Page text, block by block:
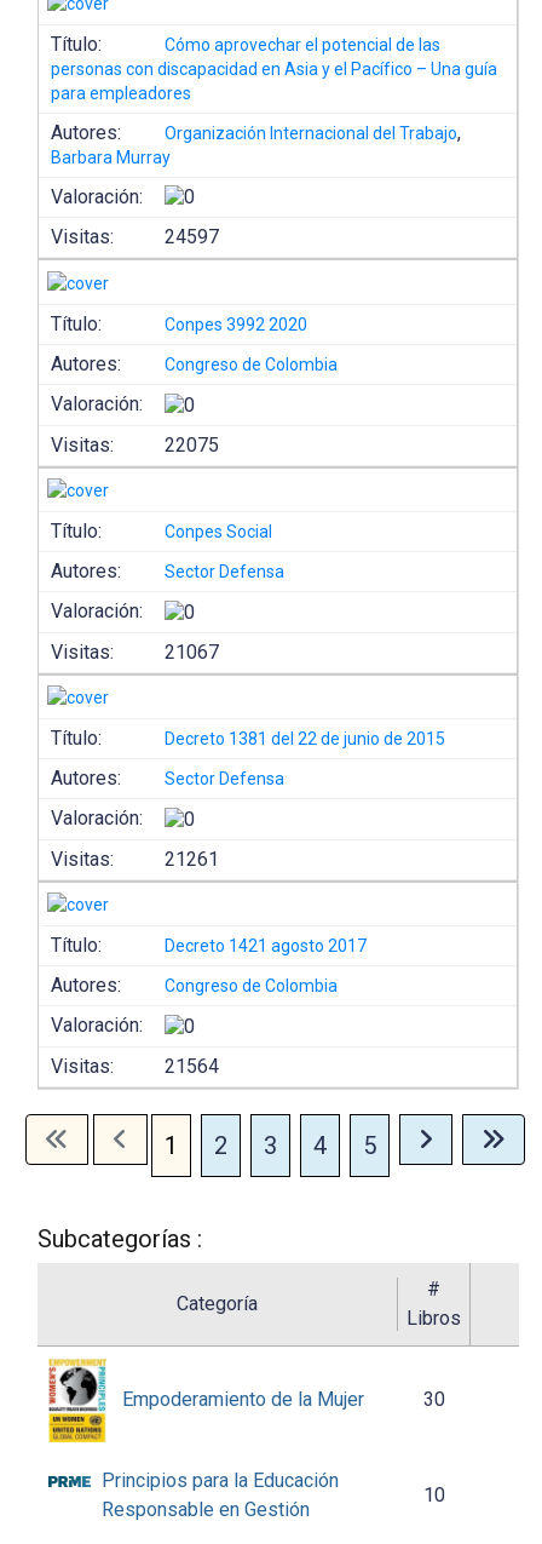
Título:
Cómo aprovechar el potencial de las
personas con discapacidad en Asia y el Pacífico – Una guía
para empleadores
Autores: Organización Internacional del Trabajo,
Barbara Murray
Valoración:
Visitas:
24597
Título: Conpes 3992 2020
Autores: Congreso de Colombia
Valoración:
Visitas:
22075
Título: Conpes Social
Autores: Sector Defensa
Valoración:
Visitas:
21067
Título: Decreto 1381 del 22 de junio de 2015
Autores: Sector Defensa
Valoración:
Visitas:
21261
Título: Decreto 1421 agosto 2017
Autores: Congreso de Colombia
Valoración:
Visitas:
21564
1 2 3 4 5
Subcategorías :
Categoría
#
Libros
Empoderamiento de la Mujer 30
Principios para la Educación
Responsable en Gestión
10